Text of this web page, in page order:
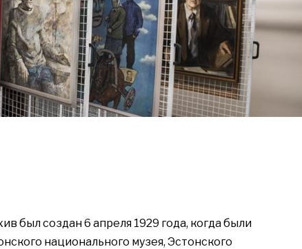
был создан 6 апреля 1929 года, когда были
национального музея, Эстонского